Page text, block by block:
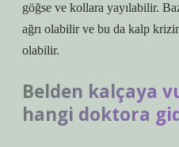
göğse ve kollara yayılabilir.
ağrı olabilir ve bu da kalp
olabilir.
Belden kalçaya
hangi doktora